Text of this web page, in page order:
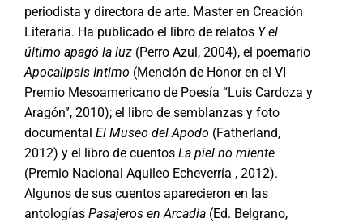
periodista y directora de arte. Master en Creación
Literaria. Ha publicado el libro de relatos Y el
último apagó la luz (Perro Azul, 2004), el poemario
Apocalipsis Intimo (Mención de Honor en el VI
Premio Mesoamericano de Poesía “Luis Cardoza y
Aragón”, 2010); el libro de semblanzas y foto
documental El Museo del Apodo (Fatherland,
2012) y el libro de cuentos La piel no miente
(Premio Nacional Aquileo Echeverría , 2012).
Algunos de sus cuentos aparecieron en las
antologías Pasajeros en Arcadia (Ed. Belgrano,